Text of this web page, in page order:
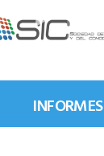
INFORMES